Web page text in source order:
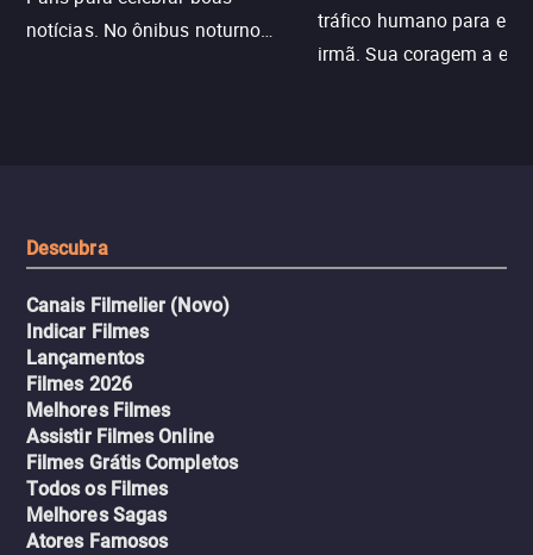
notícias. No ônibus noturno
tráfico humano para
irmã. Sua coragem a
Descubra
Canais Filmelier (Novo)
Indicar Filmes
Lançamentos
Filmes 2026
Melhores Filmes
Assistir Filmes Online
Filmes Grátis Completos
Todos os Filmes
Melhores Sagas
Atores Famosos